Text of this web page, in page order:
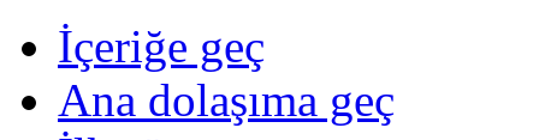
İçeriğe geç
Ana dolaşıma geç